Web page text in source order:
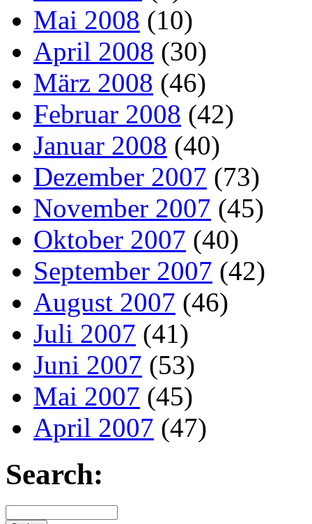
Mai 2008 (10)
April 2008 (30)
März 2008 (46)
Februar 2008 (42)
Januar 2008 (40)
Dezember 2007 (73)
November 2007 (45)
Oktober 2007 (40)
September 2007 (42)
August 2007 (46)
Juli 2007 (41)
Juni 2007 (53)
Mai 2007 (45)
April 2007 (47)
Search: